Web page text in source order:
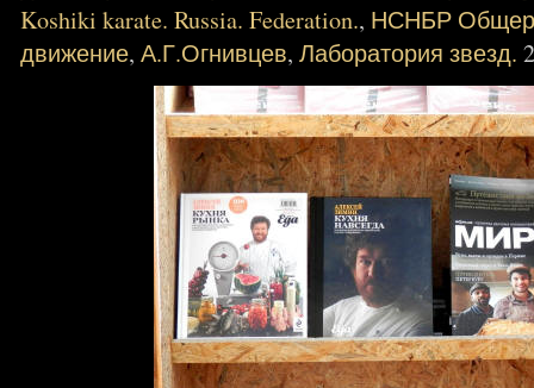
Koshiki karate. Russia. Federation., НСНБР
движение,А.Г.Огнивцев,Лаборатория звезд.